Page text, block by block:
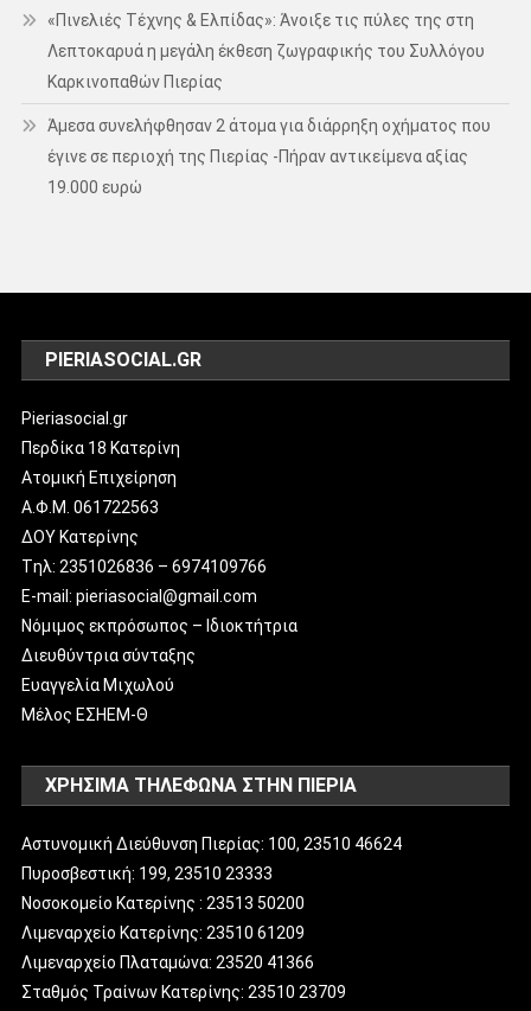
«Πινελιές Τέχνης & Ελπίδας»: Άνοιξε τις πύλες της στη
Λεπτοκαρυά η μεγάλη έκθεση ζωγραφικής του Συλλόγου
Καρκινοπαθών Πιερίας
Άμεσα συνελήφθησαν 2 άτομα για διάρρηξη οχήματος που
έγινε σε περιοχή της Πιερίας -Πήραν αντικείμενα αξίας
19.000 ευρώ
PIERIASOCIAL.GR
Pieriasocial.gr
Περδίκα 18 Κατερίνη
Ατομική Επιχείρηση
Α.Φ.Μ. 061722563
ΔΟΥ Κατερίνης
Tηλ: 2351026836 – 6974109766
E-mail: pieriasocial@gmail.com
Νόμιμος εκπρόσωπος – Ιδιοκτήτρια
Διευθύντρια σύνταξης
Ευαγγελία Μιχωλού
Μέλος ΕΣΗΕΜ-Θ
ΧΡΗΣΙΜΑ ΤΗΛΕΦΩΝΑ ΣΤΗΝ ΠΙΕΡΙΑ
Αστυνομική Διεύθυνση Πιερίας: 100, 23510 46624
Πυροσβεστική: 199, 23510 23333
Νοσοκομείο Κατερίνης : 23513 50200
Λιμεναρχείο Κατερίνης: 23510 61209
Λιμεναρχείο Πλαταμώνα: 23520 41366
Σταθμός Τραίνων Κατερίνης: 23510 23709